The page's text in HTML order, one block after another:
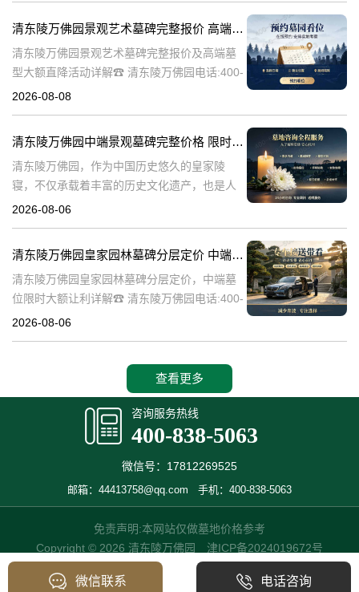
清东陵万佛园景观艺术墓碑完整报价 高端墓型大额直降活动详解
清东陵万佛园景观艺术墓碑完整报价及高端墓
型大额直降活动详解☎ 清东陵万佛园电话:400-
838-5063清东陵万佛园，作为中国历史悠久的
2026-08-08
清东陵万佛园中端景观墓碑完整价格 限时减免多年管理费详解
清东陵万佛园，作为中国历史悠久的皇家陵
寝，不仅承载着丰富的历史文化遗产，也是人
们缅怀先人、寄托哀思的重要场所。近年来，
清
2026-08-06
清东陵万佛园皇家园林墓碑分层定价 中端墓位限时大额让利详解
清东陵万佛园皇家园林墓碑分层定价，中端墓
位限时大额让利详解☎ 清东陵万佛园电话:400-
838-5063清东陵万佛园，作为中国历史上著名
2026-08-06
查看更多
咨询服务热线
400-838-5063
微信号：17812269525
邮箱：44413758@qq.com 手机：400-838-5063
免责声明:本网站仅做墓地价格参考
Copyright © 2026 清东陵万佛园 津ICP备2024019672号
微信联系 电话咨询